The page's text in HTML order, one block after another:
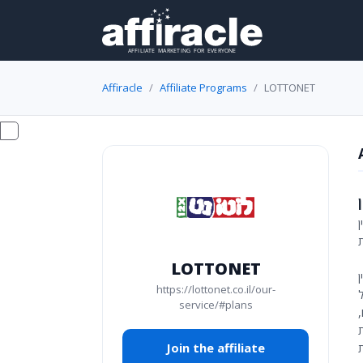
Affiracle Affiliate Programs LOTTONET
LOTTONET
https://lottonet.co.il/our-
service/#plans
Join the affiliate